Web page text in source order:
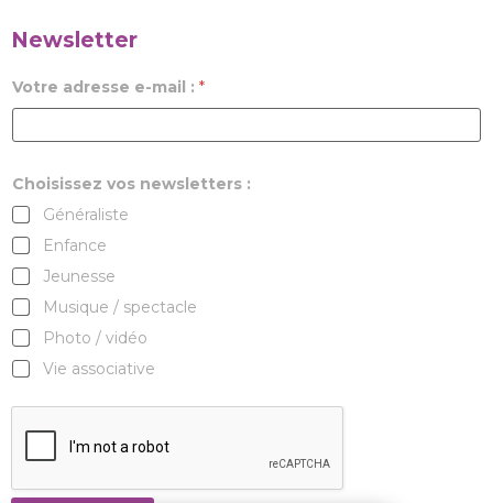
Newsletter
Votre adresse e-mail : *
Choisissez vos newsletters :
Généraliste
Enfance
Jeunesse
Musique / spectacle
Photo / vidéo
Vie associative